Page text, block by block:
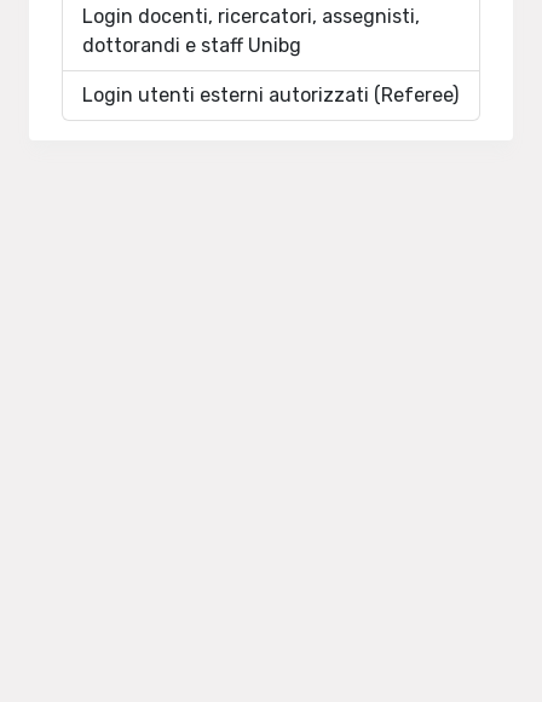
Login docenti, ricercatori, assegnisti,
dottorandi e staff Unibg
Login utenti esterni autorizzati (Referee)